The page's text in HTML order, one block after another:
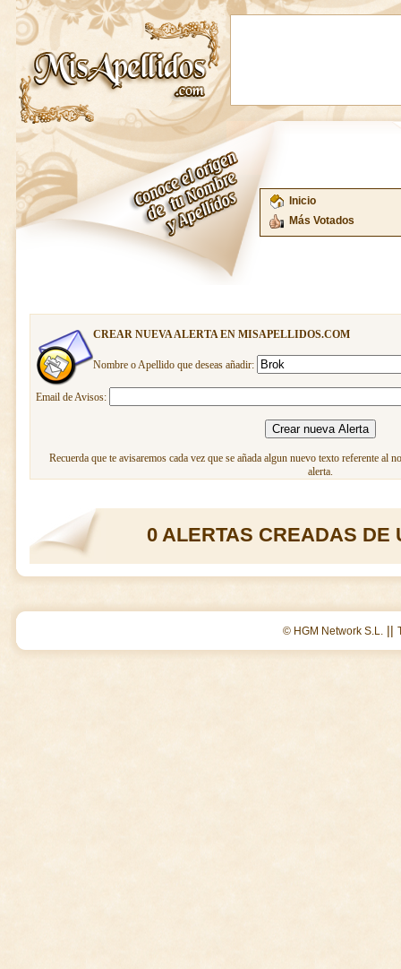
Inicio
Más Votados
CREAR NUEVA ALERTA EN MISAPELLIDOS.COM
Nombre o Apellido que deseas añadir:
Email de Avisos:
Recuerda que te avisaremos cada vez que se añada algun nuevo texto referente al
alerta.
0 ALERTAS CREADAS DE
© HGM Network S.L. ||